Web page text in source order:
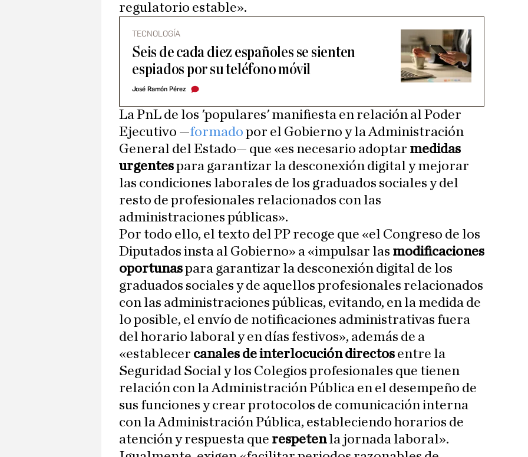
regulatorio estable».
TECNOLOGÍA
Seis de cada diez españoles se sienten
espiados por su teléfono móvil
José Ramón Pérez
La PnL de los 'populares' manifiesta en relación al Poder
Ejecutivo —formado por el Gobierno y la Administración
General del Estado— que «es necesario adoptar medidas
urgentespara garantizar la desconexión digital y mejorar
las condiciones laborales de los graduados sociales y del
resto de profesionales relacionados con las
administraciones públicas».
Por todo ello, el texto del PP recoge que «el Congreso de los
Diputados insta al Gobierno» a «impulsar las modificaciones
oportunaspara garantizar la desconexión digital de los
graduados sociales y de aquellos profesionales relacionados
con las administraciones públicas, evitando, en la medida de
lo posible, el envío de notificaciones administrativas fuera
del horario laboral y en días festivos», además de a
«establecer canales de interlocución directos entre la
Seguridad Social y los Colegios profesionales que tienen
relación con la Administración Pública en el desempeño de
sus funciones y crear protocolos de comunicación interna
con la Administración Pública, estableciendo horarios de
atención y respuesta que respetenla jornada laboral».